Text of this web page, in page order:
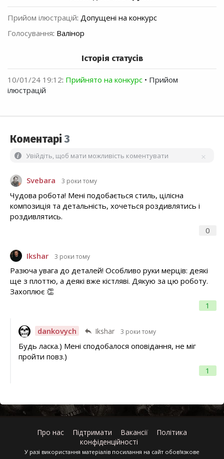
Прийом ілюстрацій: Допущені на конкурс
Голосування: Валінор
Історія статусів
10/01/24 19:12: Прийнято на конкурс • Прийом
ілюстрацій
Коментарі3
Увійдіть, щоб мати можливість коментувати
Svebara 3 роки тому
0
Чудова робота! Мені подобається стиль, цілісна
композиція та детальність, хочеться роздивлятись і
роздивлятись.
Ikshar 3 роки тому
1
Разюча увага до деталей! Особливо руки мерців: деякі
ще з плоттю, а деякі вже кістляві. Дякую за цю роботу.
Захоплює 👏
dankovych Ikshar 3 роки тому
1
Будь ласка.) Мені сподобалося оповідання, не міг
пройти повз.)
Про нас Підтримати Вакансії
Політика
конфіденційності
У разі використання матеріалів посилання на сайт обов'язкове